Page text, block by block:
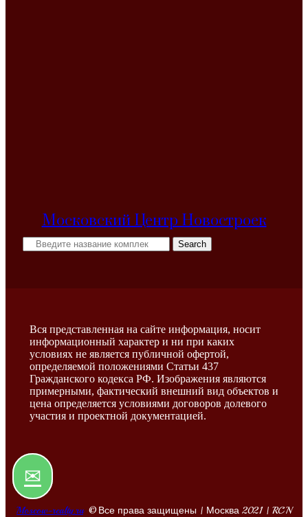
Московский Центр Новостроек
Search
Вся представленная на сайте информация, носит
информационный характер и ни при каких
условиях не является публичной офертой,
определяемой положениями Статьи 437
Гражданского кодекса РФ. Изображения являются
примерными, фактический внешний вид объектов и
цена определяется условиями договоров долевого
участия и проектной документацией.
✉
Moscow-realty.ru© Все права защищены | Москва 2021 | RCN